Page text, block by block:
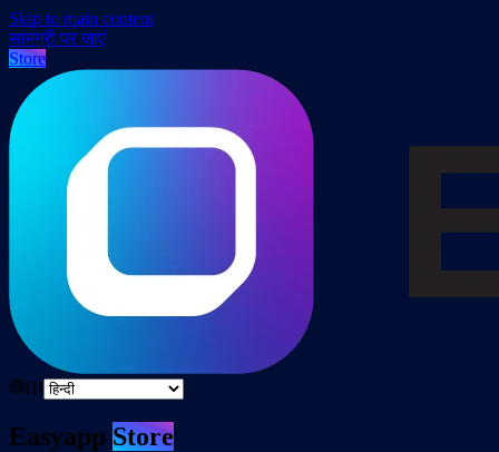
Skip to main content
सामग्री पर जाएं
Store
HI
Easyapp Store